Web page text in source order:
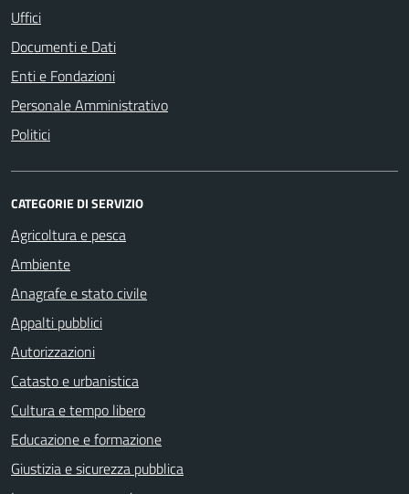
Uffici
Documenti e Dati
Enti e Fondazioni
Personale Amministrativo
Politici
CATEGORIE DI SERVIZIO
Agricoltura e pesca
Ambiente
Anagrafe e stato civile
Appalti pubblici
Autorizzazioni
Catasto e urbanistica
Cultura e tempo libero
Educazione e formazione
Giustizia e sicurezza pubblica